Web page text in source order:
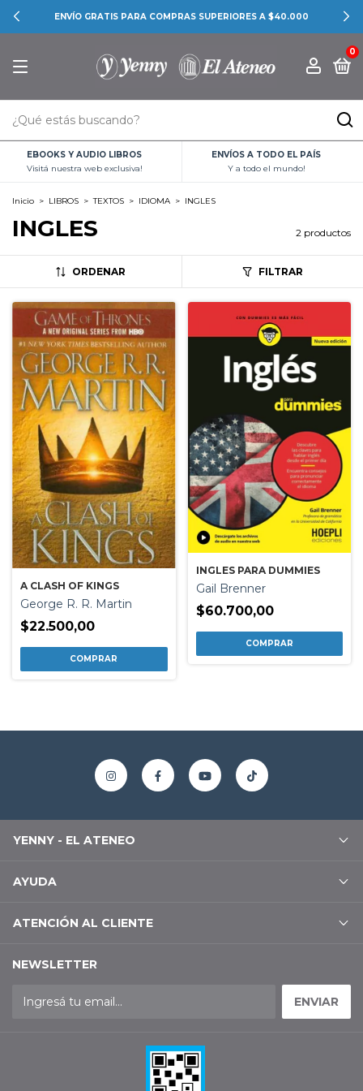
ENVÍO GRATIS PARA COMPRAS SUPERIORES A $40.000
0
EBOOKS Y AUDIO LIBROS
Visitá nuestra web exclusiva!
ENVÍOS A TODO EL PAÍS
Y a todo el mundo!
Inicio > LIBROS > TEXTOS > IDIOMA > INGLES
INGLES 2 productos
ORDENAR FILTRAR
A CLASH OF KINGS
George R. R. Martin
$22.500,00
INGLES PARA DUMMIES
Gail Brenner
$60.700,00
YENNY - EL ATENEO
AYUDA
ATENCIÓN AL CLIENTE
NEWSLETTER